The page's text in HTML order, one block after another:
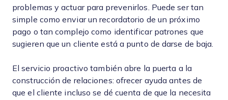
problemas y actuar para prevenirlos. Puede ser tan
simple como enviar un recordatorio de un próximo
pago o tan complejo como identificar patrones que
sugieren que un cliente está a punto de darse de baja.
El servicio proactivo también abre la puerta a la
construcción de relaciones: ofrecer ayuda antes de
que el cliente incluso se dé cuenta de que la necesita